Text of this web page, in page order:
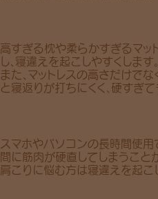
高すぎる枕や柔らかすぎるマッ
し、寝違えを起こしやすくします。
また、マットレスの高さだけでな
と寝返りが打ちにくく、硬すぎ
スマホやパソコンの長時間使用
間に筋肉が硬直 してしまうこと
肩こりに悩む方は寝違えを起こ